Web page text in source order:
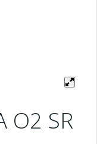
O2 SR